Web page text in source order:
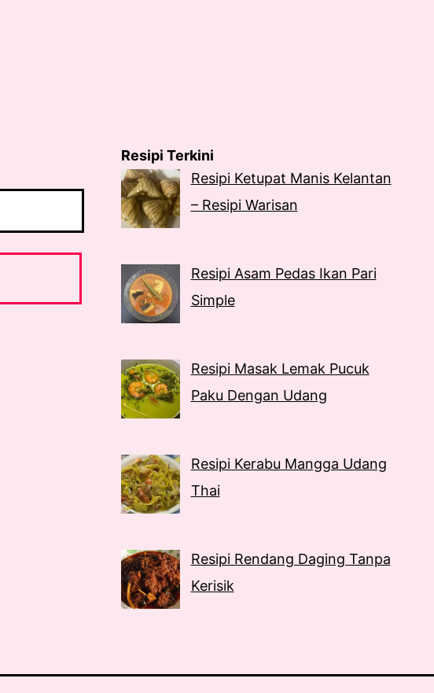
Resipi Terkini
Resipi Ketupat Manis Kelantan
– Resipi Warisan
Resipi Asam Pedas Ikan Pari
Simple
Resipi Masak Lemak Pucuk
Paku Dengan Udang
Resipi Kerabu Mangga Udang
Thai
Resipi Rendang Daging Tanpa
Kerisik